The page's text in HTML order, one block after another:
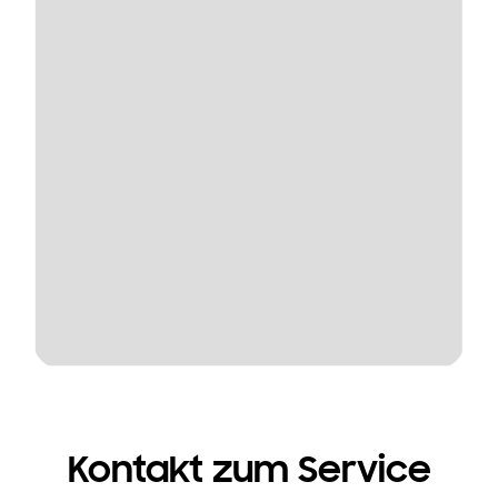
Kontakt zum Service